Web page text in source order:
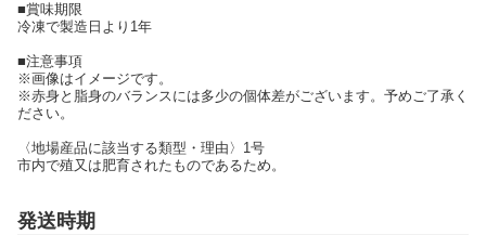
■賞味期限
冷凍で製造日より1年
■注意事項
※画像はイメージです。
※赤身と脂身のバランスには多少の個体差がございます。予めご了承く
ださい。
〈地場産品に該当する類型・理由〉1号
市内で殖又は肥育されたものであるため。
発送時期